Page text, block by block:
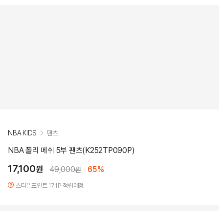
NBA KIDS 팬츠
NBA 폴리 메쉬 5부 팬츠(K252TP090P)
17,100원 49,000원 65%
스타일포인트 171P 적립예정